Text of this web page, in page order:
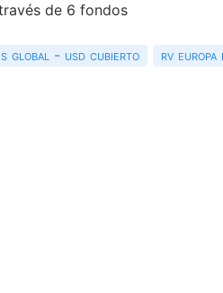
de 6 fondos
global - usd cubierto rv europa